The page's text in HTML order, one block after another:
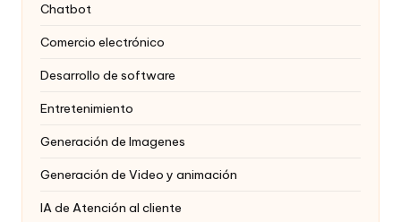
Chatbot
Comercio electrónico
Desarrollo de software
Entretenimiento
Generación de Imagenes
Generación de Video y animación
IA de Atención al cliente